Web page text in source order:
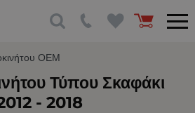
ΟΕΜ
Τύπου Σκαφάκι
- 2018